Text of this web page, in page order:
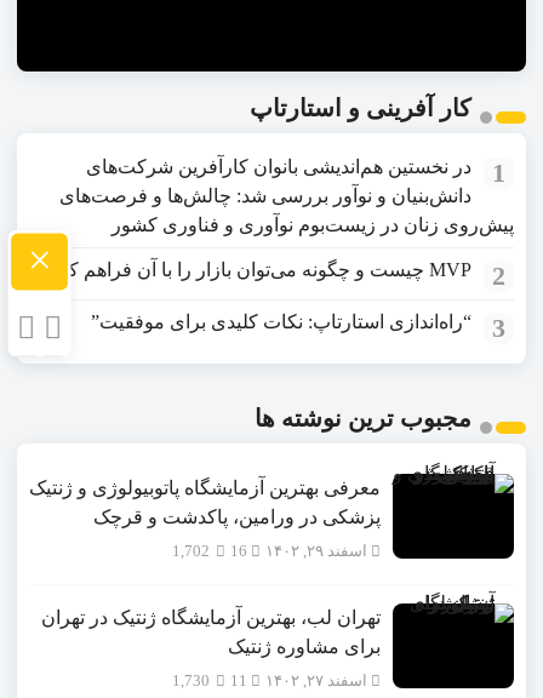
کار آفرینی و استارتاپ
1
در نخستین هم‌اندیشی بانوان کارآفرین شرکت‌های
دانش‌بنیان و نوآور بررسی شد: چالش‌ها و فرصت‌های
پیش‌روی زنان در زیست‌بوم نوآوری و فناوری کشور
2 MVP چیست و چگونه می‌توان بازار را با آن فراهم کرد؟
3 “راه‌اندازی استارتاپ: نکات کلیدی برای موفقیت”
مجبوب ترین نوشته ها
معرفی بهترین آزمایشگاه پاتوبیولوژی و ژنتیک
پزشکی در ورامین، پاکدشت و قرچک
اسفند ۲۹, ۱۴۰۲ 1,702
تهران لب، بهترین آزمایشگاه ژنتیک در تهران
برای مشاوره ژنتیک
اسفند ۲۷, ۱۴۰۲ 1,730
×